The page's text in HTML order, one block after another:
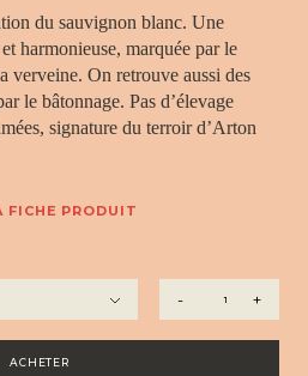
du sauvignon blanc. Une
harmonieuse, marquée par le
verveine. On retrouve aussi des
le bâtonnage. Pas d’élevage
signature du terroir d’Arton
FICHE PRODUIT
+
Audace
-
ACHETER